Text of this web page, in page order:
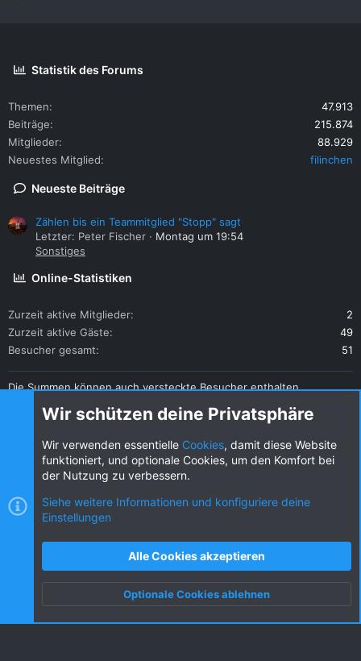
Statistik des Forums
Themen
47.913
Beiträge
215.874
Mitglieder
88.929
Neuestes Mitglied
filinchen
Neueste Beiträge
Zählen bis ein Teammitglied "Stopp" sagt
Letzter: Peter Fischer
Montag um 19:54
Sonstiges
Online-Statistiken
Zurzeit aktive Mitglieder
2
Zurzeit aktive Gäste
49
Besucher gesamt
51
Die Summen können auch versteckte Besucher enthalten.
Diese Seite teilen
Nutzungsbedingungen
Datenschutz
S
Wir schützen deine Privatsphäre
Wir verwenden essentielle Cookies, damit diese Website
funktioniert, und optionale Cookies, um den Komfort bei
der Nutzung zu verbessern.
Siehe weitere Informationen und konfiguriere deine
Einstellungen
Alle Cookies akzeptieren
Optionale Cookies ablehnen